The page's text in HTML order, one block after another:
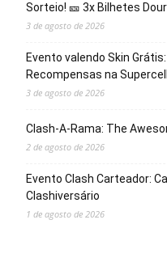
Sorteio! 🎫 3x Bilhetes
3 de agosto de 2026
Evento valendo Skin
Recompensas na
3 de agosto de 2026
Clash-A-Rama: The
2 de agosto de 2026
Evento Clash Carteador:
Clashiversário
1 de agosto de 2026